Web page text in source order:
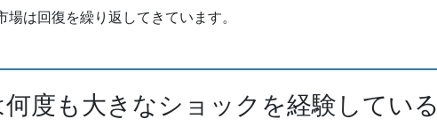
場は回復を繰り返してきています。
度も大きなショックを経験している